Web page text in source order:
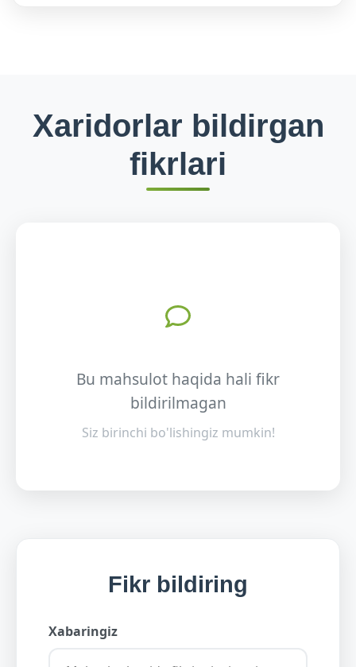
Xaridorlar bildirgan
fikrlari
Bu mahsulot haqida hali fikr
bildirilmagan
Siz birinchi bo'lishingiz mumkin!
Fikr bildiring
Xabaringiz